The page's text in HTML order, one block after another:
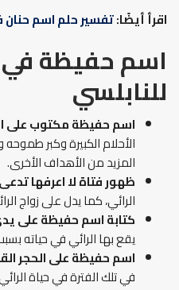
اقرأ أيضًا:تفسير حلم اسم حنان
اسم حفيظة في
للنابلسي
اسم حفيظة مكتوب على
الأحلام الكبيرة وكبر
المزيد من الأهداف الأخرى.
ظهور فتاة لا اعرفها
الرائي، كما يدل على زواج
كتابة اسم حفيظة على
يقع بها الرائي في حياته
اسم حفيظة على الحجر
في تلك الفترة في حياة